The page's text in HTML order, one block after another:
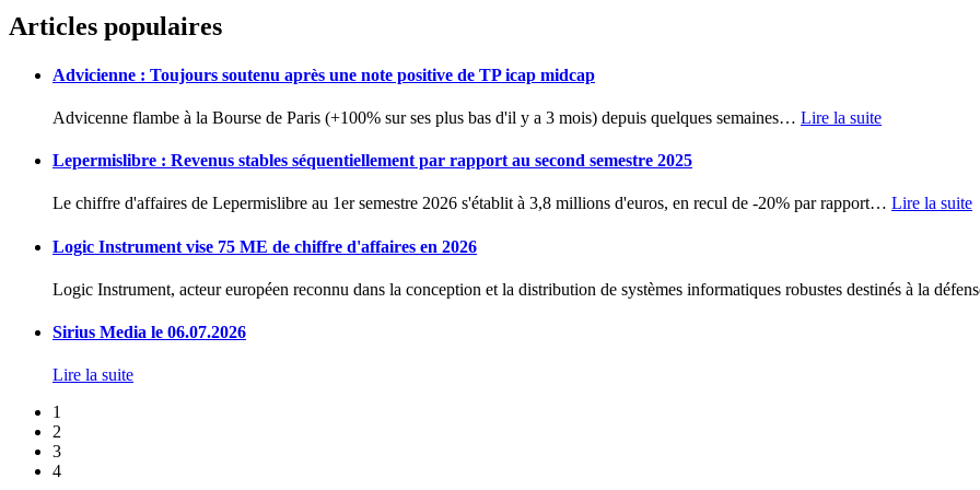
Articles populaires
Advicienne : Toujours soutenu après une note positive de TP icap midcap
Advicenne flambe à la Bourse de Paris (+100% sur ses plus bas d'il y a 3 mois) depuis quelques semaines… Lire la suite
Lepermislibre : Revenus stables séquentiellement par rapport au second semestre 2025
Le chiffre d'affaires de Lepermislibre au 1er semestre 2026 s'établit à 3,8 millions d'euros, en recul de -20% par rapport… Lire la suite
Logic Instrument vise 75 ME de chiffre d'affaires en 2026
Logic Instrument, acteur européen reconnu dans la conception et la distribution de systèmes informatiques robustes destinés à la
Sirius Media le 06.07.2026
Lire la suite
1
2
3
4